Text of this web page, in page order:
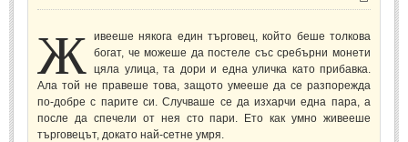
Стихове за Жената (33)
Стихове за Осми Март
Стихове за Мама (16)
Печат
Ж ивееше някога един търговец, който беше толкова
богат, че можеше да постеле със сребърни монети
цяла улица, та дори и една уличка като прибавка.
Ала той не правеше това, защото умееше да се разпорежда
по-добре с парите си. Случваше се да изхарчи една пара, а
после да спечели от нея сто пари. Ето как умно живееше
търговецът, докато най-сетне умря.